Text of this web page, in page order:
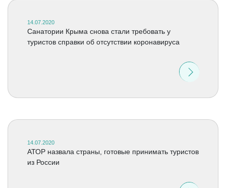
14.07.2020
Санатории Крыма снова стали требовать у
туристов справки об отсутствии коронавируса
14.07.2020
АТОР назвала страны, готовые принимать туристов
из России